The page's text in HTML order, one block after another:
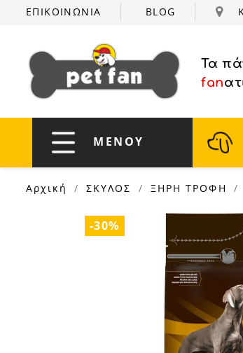
ΕΠΙΚΟΙΝΩΝΙΑ BLOG
Τα
fan
ΜΕΝΟΥ
Αρχική ΣΚΥΛΟΣ ΞΗΡΗ ΤΡΟΦΗ
-30%